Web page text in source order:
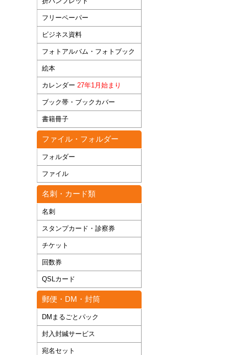
フリーペーパー
ビジネス資料
フォトアルバム・フォトブック
絵本
カレンダー 27年1月始まり
ブック帯・ブックカバー
書籍冊子
ファイル・フォルダー
フォルダー
ファイル
名刺・カード類
名刺
スタンプカード・診察券
チケット
回数券
QSLカード
郵便・DM・封筒
DMまるごとパック
封入封緘サービス
宛名セット